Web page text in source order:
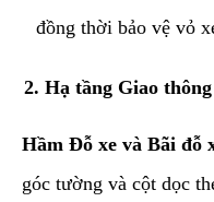
đồng thời bảo vệ vỏ
​2. Hạ tầng Giao
Hầm Đỗ xe và Bãi đỗ
góc tường và cột dọc